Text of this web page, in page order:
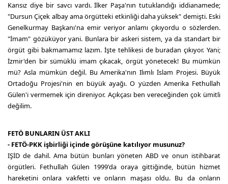
Kansız diye bir savcı vardı. İlker Paşa'nın tutuklandığı iddianamede;
"Dursun Çiçek albay ama örgütteki etkinliği daha yüksek" demişti. Eski
Genelkurmay Başkanı'na emir veriyor anlamı çıkıyordu o sözlerden.
"İmam" gözüküyor yani. Bunlara bir askeri sistem, ya da standart bir
örgüt gibi bakmamamız lazım. İşte tehlikesi de buradan çıkıyor. Yani;
İzmir'den bir sümüklü imam çıkacak, örgüt yönetecek! Bu mümkün
mü? Asla mümkün değil. Bu Amerika'nın Ilımlı İslam Projesi. Büyük
Ortadoğu Projesi'nin en büyük ayağı. O yüzden Amerika Fethullah
Gülen'i vermemek için direniyor. Açıkçası ben vereceğinden çok ümitli
değilim.
FETÖ BUNLARIN ÜST AKLI
- FETÖ-PKK işbirliği içinde görüşüne katılıyor musunuz?
IŞİD de dahil. Ama bütün bunları yöneten ABD ve onun istihbarat
örgütleri. Fethullah Gülen 1999'da oraya gittiğinde, bütün hizmet
hareketini onlara vakfetti ve onların maşası oldu. Bu da onların